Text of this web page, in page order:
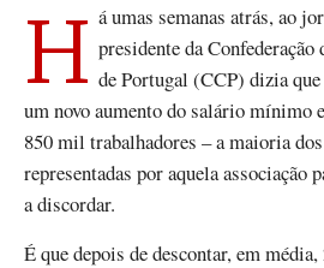
Há umas semanas atrás, ao
presidente da
de Portugal (CCP) dizia
um novo aumento do salário mínimo
850 mil trabalhadores – a maioria
representadas por aquela associação
a discordar.
É que depois de descontar, em